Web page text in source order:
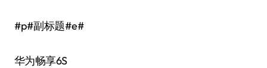
#p#副标题#e#
华为畅享6S